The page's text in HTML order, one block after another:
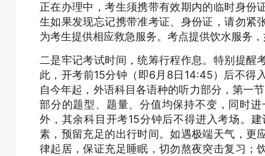
正在办理中，考生须携带有效期内的临时身份
生如果发现忘记携带准考证、身份证，请勿紧
为考生提供相应救急服务。考点提供饮水服务
二是牢记考试时间，统筹行程作息。特别提醒
此，开考前15分钟（即6月8日14:45）后不得
自今年起，外语科目各语种的听力部分，第一
部分的题型、题量、分值均保持不变，同时
外，其余科目开考15分钟后不得进入考场。
素，预留充足的出行时间。如遇极端天气，更
律起居，保证充足睡眠，切勿熬夜突击复习；